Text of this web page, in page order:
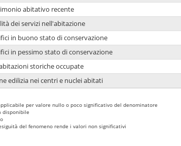
abitativo recente
dei servizi nell'abitazione
in buono stato di conservazione
in pessimo stato di conservazione
storiche occupate
edilizia nei centri e nuclei abitati
per valore nullo o poco significativo del denominatore
disponibile
del fenomeno rende i valori non significativi